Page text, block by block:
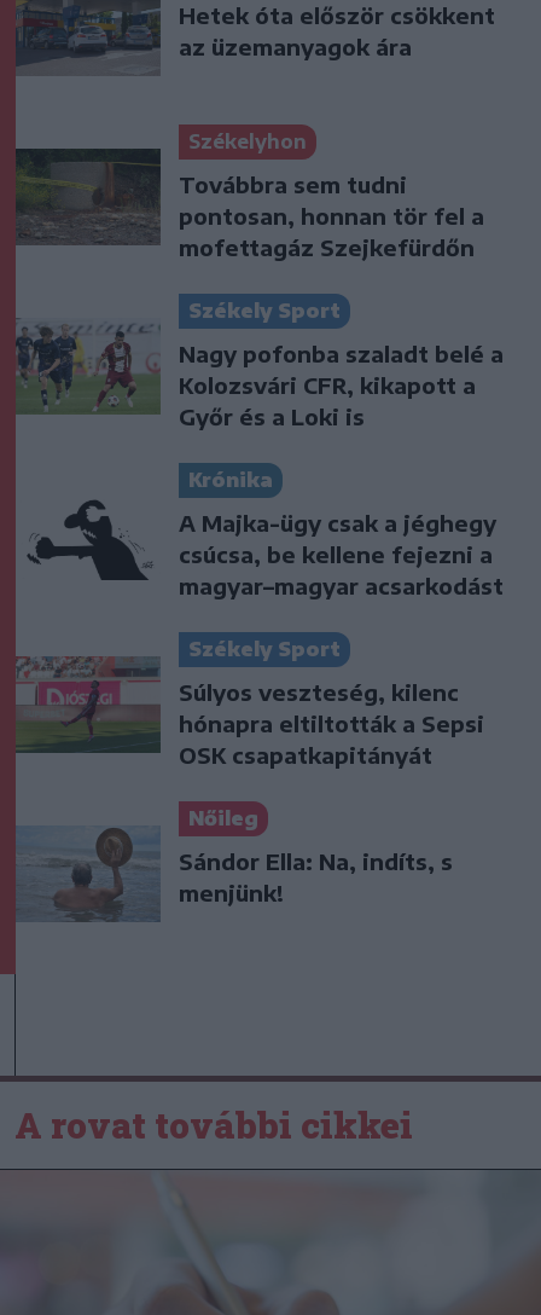
Hetek óta először csökkent
az üzemanyagok ára
Székelyhon
Továbbra sem tudni
pontosan, honnan tör fel a
mofettagáz Szejkefürdőn
Székely Sport
Nagy pofonba szaladt belé a
Kolozsvári CFR, kikapott a
Győr és a Loki is
Krónika
A Majka-ügy csak a jéghegy
csúcsa, be kellene fejezni a
magyar–magyar acsarkodást
Székely Sport
Súlyos veszteség, kilenc
hónapra eltiltották a Sepsi
OSK csapatkapitányát
Nőileg
Sándor Ella: Na, indíts, s
menjünk!
A rovat további cikkei